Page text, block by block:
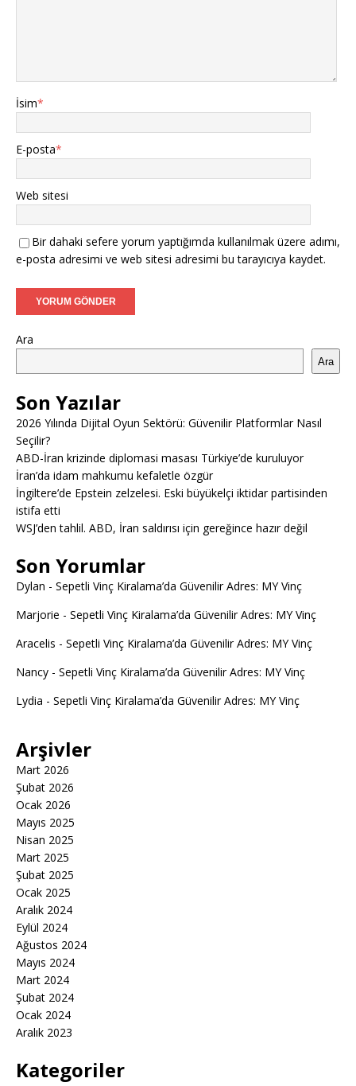
İsim*
E-posta*
Web sitesi
Bir dahaki sefere yorum yaptığımda kullanılmak üzere adımı,
e-posta adresimi ve web sitesi adresimi bu tarayıcıya kaydet.
Ara
Ara
Son Yazılar
2026 Yılında Dijital Oyun Sektörü: Güvenilir Platformlar Nasıl
Seçilir?
ABD-İran krizinde diplomasi masası Türkiye’de kuruluyor
İran’da idam mahkumu kefaletle özgür
İngiltere’de Epstein zelzelesi. Eski büyükelçi iktidar partisinden
istifa etti
WSJ’den tahlil. ABD, İran saldırısı için gereğince hazır değil
Son Yorumlar
Dylan - Sepetli Vinç Kiralama’da Güvenilir Adres: MY Vinç
Marjorie - Sepetli Vinç Kiralama’da Güvenilir Adres: MY Vinç
Aracelis - Sepetli Vinç Kiralama’da Güvenilir Adres: MY Vinç
Nancy - Sepetli Vinç Kiralama’da Güvenilir Adres: MY Vinç
Lydia - Sepetli Vinç Kiralama’da Güvenilir Adres: MY Vinç
Arşivler
Mart 2026
Şubat 2026
Ocak 2026
Mayıs 2025
Nisan 2025
Mart 2025
Şubat 2025
Ocak 2025
Aralık 2024
Eylül 2024
Ağustos 2024
Mayıs 2024
Mart 2024
Şubat 2024
Ocak 2024
Aralık 2023
Kategoriler